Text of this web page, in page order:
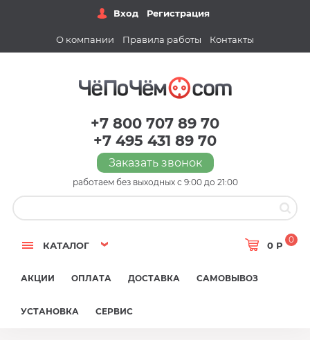
Вход Регистрация
О компании Правила работы Контакты
+7 800 707 89 70
+7 495 431 89 70
Заказать звонок
работаем без выходных с 9:00 до 21:00
КАТАЛОГ 0 Р
0
АКЦИИ ОПЛАТА ДОСТАВКА САМОВЫВОЗ
УСТАНОВКА СЕРВИС